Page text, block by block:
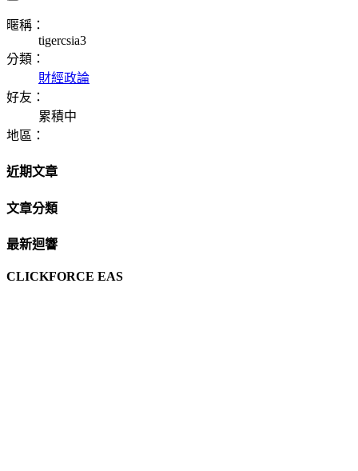
暱稱：
tigercsia3
分類：
財經政論
好友：
累積中
地區：
近期文章
文章分類
最新迴響
CLICKFORCE EAS